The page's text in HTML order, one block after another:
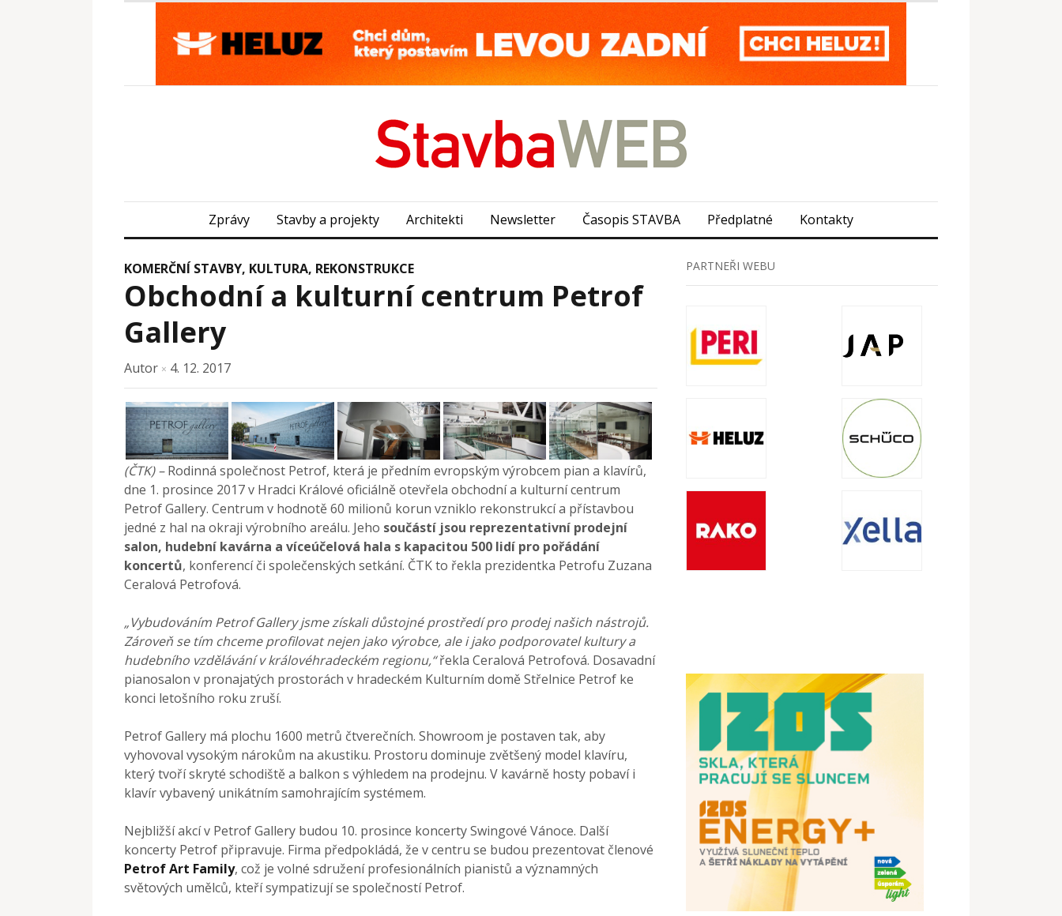
Zprávy Stavby a projekty Architekti Newsletter Časopis STAVBA Předplatné Kontakty
KOMERČNÍ STAVBY, KULTURA, REKONSTRUKCE
Obchodní a kulturní centrum Petrof
Gallery
Autor × 4. 12. 2017
(ČTK) –Rodinná společnost Petrof, která je předním evropským výrobcem pian a klavírů,
dne 1. prosince 2017 v Hradci Králové oficiálně otevřela obchodní a kulturní centrum
Petrof Gallery. Centrum v hodnotě 60 milionů korun vzniklo rekonstrukcí a přístavbou
jedné z hal na okraji výrobního areálu. Jeho součástí jsou reprezentativní prodejní
salon, hudební kavárna a víceúčelová hala s kapacitou 500 lidí pro pořádání
koncertů, konferencí či společenských setkání. ČTK to řekla prezidentka Petrofu Zuzana
Ceralová Petrofová.
„Vybudováním Petrof Gallery jsme získali důstojné prostředí pro prodej našich nástrojů.
Zároveň se tím chceme profilovat nejen jako výrobce, ale i jako podporovatel kultury a
hudebního vzdělávání v královéhradeckém regionu,“řekla Ceralová Petrofová. Dosavadní
pianosalon v pronajatých prostorách v hradeckém Kulturním domě Střelnice Petrof ke
konci letošního roku zruší.
Petrof Gallery má plochu 1600 metrů čtverečních. Showroom je postaven tak, aby
vyhovoval vysokým nárokům na akustiku. Prostoru dominuje zvětšený model klavíru,
který tvoří skryté schodiště a balkon s výhledem na prodejnu. V kavárně hosty pobaví i
klavír vybavený unikátním samohrajícím systémem.
Nejbližší akcí v Petrof Gallery budou 10. prosince koncerty Swingové Vánoce. Další
koncerty Petrof připravuje. Firma předpokládá, že v centru se budou prezentovat členové
Petrof Art Family, což je volné sdružení profesionálních pianistů a významných
světových umělců, kteří sympatizují se společností Petrof.
PARTNEŘI WEBU